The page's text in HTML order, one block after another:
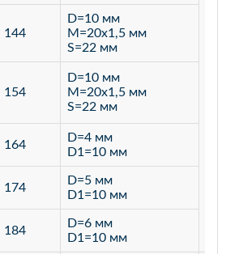
144
D=10 мм
M=20х1,5 мм
S=22 мм
154
D=10 мм
M=20х1,5 мм
S=22 мм
164
D=4 мм
D1=10 мм
174
D=5 мм
D1=10 мм
184
D=6 мм
D1=10 мм